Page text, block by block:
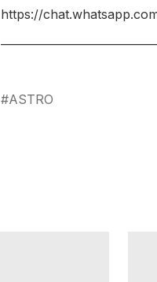
https://
ASTRO